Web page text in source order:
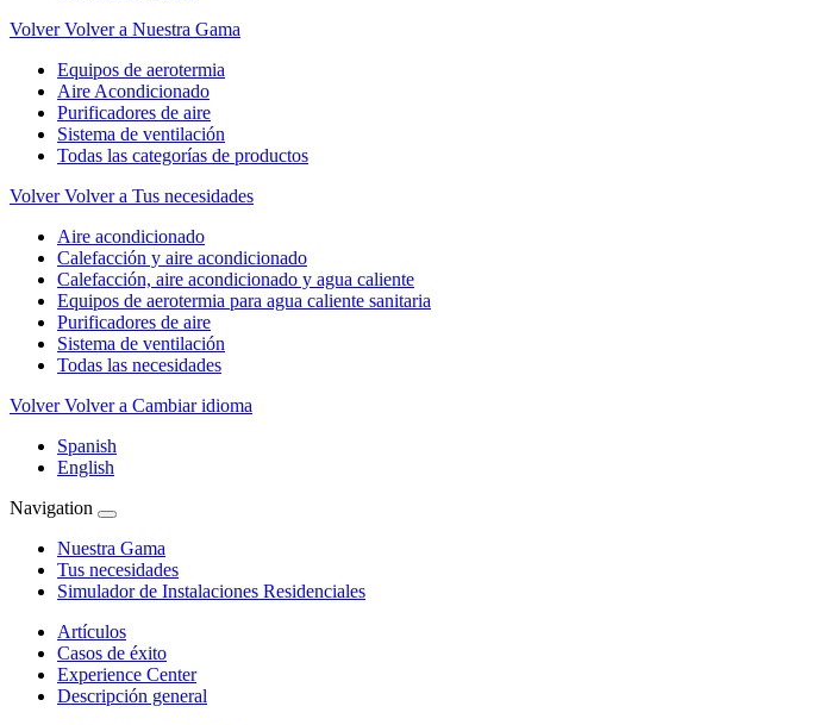
Volver Volver a Nuestra Gama
Equipos de aerotermia
Aire Acondicionado
Purificadores de aire
Sistema de ventilación
Todas las categorías de productos
Volver Volver a Tus necesidades
Aire acondicionado
Calefacción y aire acondicionado
Calefacción, aire acondicionado y agua caliente
Equipos de aerotermia para agua caliente sanitaria
Purificadores de aire
Sistema de ventilación
Todas las necesidades
Volver Volver a Cambiar idioma
Spanish
English
Navigation
Nuestra Gama
Tus necesidades
Simulador de Instalaciones Residenciales
Artículos
Casos de éxito
Experience Center
Descripción general